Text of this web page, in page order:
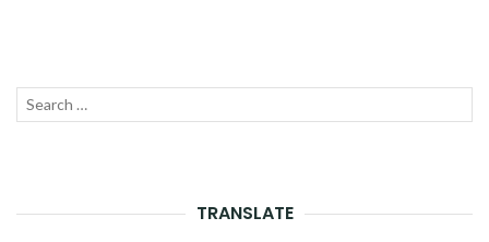
Recherche
TRANSLATE